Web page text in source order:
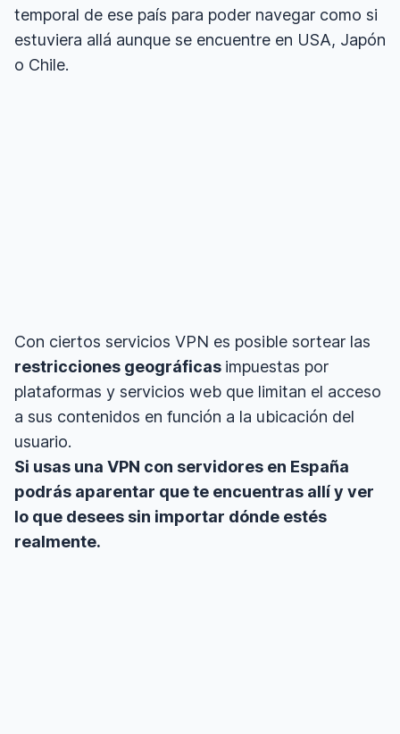
temporal de ese país para poder navegar como si
estuviera allá aunque se encuentre en USA, Japón
o Chile.
Con ciertos servicios VPN es posible sortear las
restricciones geográficas impuestas por
plataformas y servicios web que limitan el acceso
a sus contenidos en función a la ubicación del
usuario.
Si usas una VPN con servidores en España
podrás aparentar que te encuentras allí y ver
lo que desees sin importar dónde estés
realmente.